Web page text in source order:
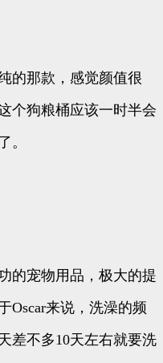
的那款，感觉颜值很
个狗粮桶应该一时半会
。
的宠物用品，极大的提
Oscar来说，洗澡的频
差不多10天左右就要洗